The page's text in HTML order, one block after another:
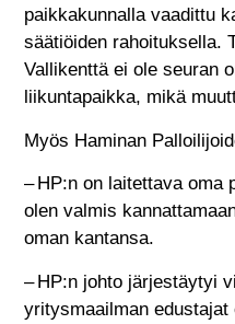
paikkakunnalla vaadittu
säätiöiden rahoituksella.
Vallikenttä ei ole seuran
liikuntapaikka, mikä
Myös Haminan
– HP:n on laitettava oma
olen valmis
oman kantansa.
– HP:n johto järjestäytyi
yritysmaailman